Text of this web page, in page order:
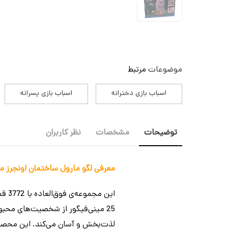
موضوعات مرتبط
اسباب بازی دخترانه اسباب بازی پسرانه
توضیحات مشخصات نظر کاربران
معرفی لگو مارول ساختمان اونجرز مدل
25 مینی‌فیگور از شخصیت‌های